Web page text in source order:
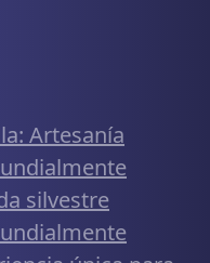
Artesanía
silvestre